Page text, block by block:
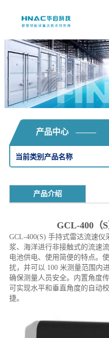
产品中心
当前类别产品名称
产品介绍
GCL-400（
GCL-400(S) 手持式雷达流速
浆、海洋进行非接触式的流速
电池供电、使用简便的特点。
扰，并可以 100 米测量范围内进
确保测量人员安全。内置角度
可实现水平和垂直角度的自动
捷。